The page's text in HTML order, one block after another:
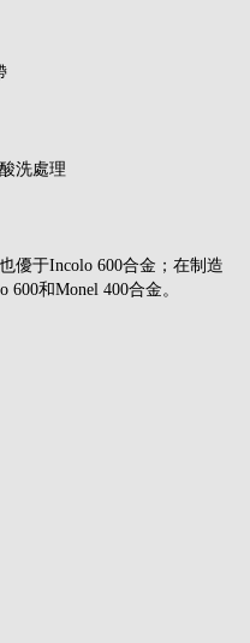
酸洗處理
優于Incolo 600合金；在制造
600和Monel 400合金。